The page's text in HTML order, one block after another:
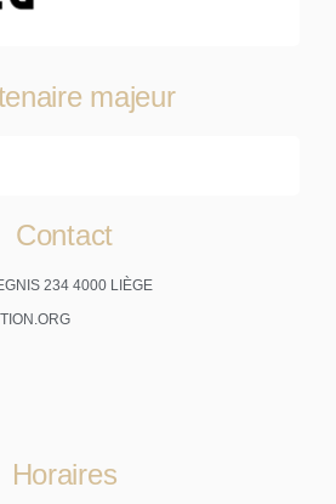
majeur
Contact
234 4000 LIÈGE
Horaires